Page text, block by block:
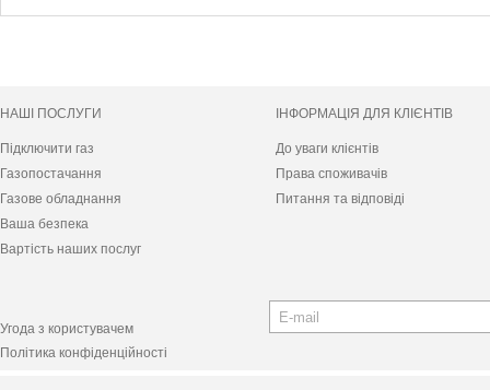
НАШІ ПОСЛУГИ
Підключити газ
Газопостачання
Газове обладнання
Ваша безпека
Вартість наших послуг
ІНФОРМАЦІЯ ДЛЯ КЛІЄНТІВ
До уваги клієнтів
Права споживачів
Питання та відповіді
Угода з користувачем
Політика конфіденційності